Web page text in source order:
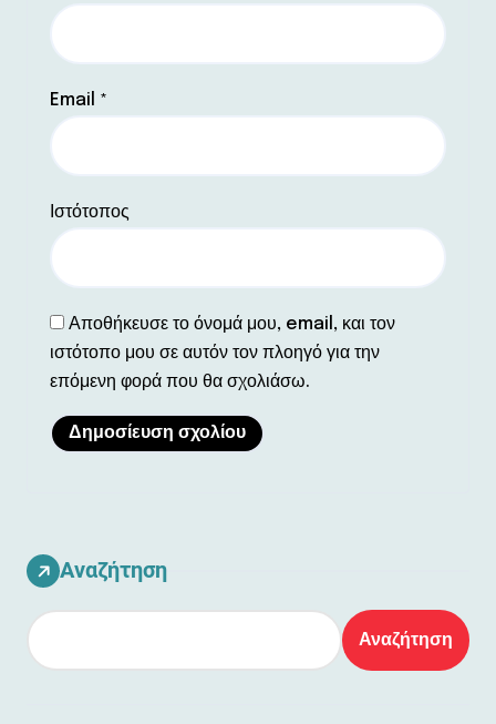
Email *
Ιστότοπος
Αποθήκευσε το όνομά μου, email, και τον
ιστότοπο μου σε αυτόν τον πλοηγό για την
επόμενη φορά που θα σχολιάσω.
Αναζήτηση
Αναζήτηση